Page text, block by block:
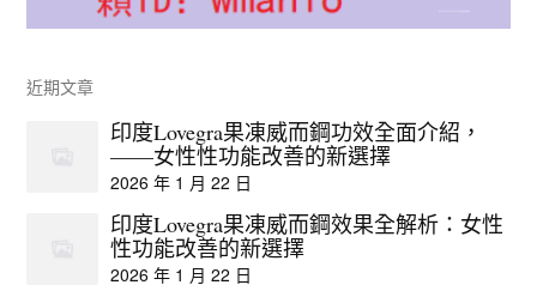
近期文章
印度Lovegra果凍威而鋼功效全面介紹，
——女性性功能改善的新選擇
2026 年 1 月 22 日
印度Lovegra果凍威而鋼效果全解析：女性
性功能改善的新選擇
2026 年 1 月 22 日